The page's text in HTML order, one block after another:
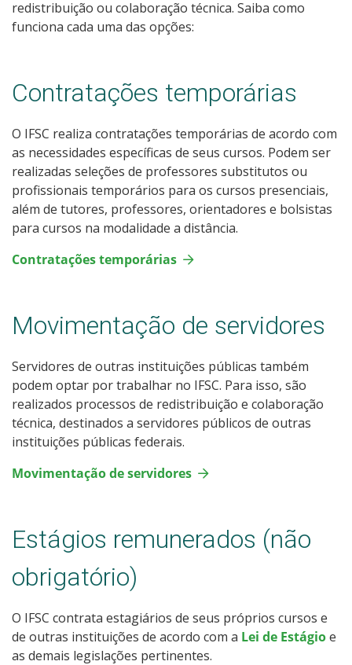
redistribuição ou colaboração técnica. Saiba como
funciona cada uma das opções:
Contratações temporárias
O IFSC realiza contratações temporárias de acordo com
as necessidades específicas de seus cursos. Podem ser
realizadas seleções de professores substitutos ou
profissionais temporários para os cursos presenciais,
além de tutores, professores, orientadores e bolsistas
para cursos na modalidade a distância.
Contratações temporárias
Movimentação de servidores
Servidores de outras instituições públicas também
podem optar por trabalhar no IFSC. Para isso, são
realizados processos de redistribuição e colaboração
técnica, destinados a servidores públicos de outras
instituições públicas federais.
Movimentação de servidores
Estágios remunerados (não
obrigatório)
O IFSC contrata estagiários de seus próprios cursos e
de outras instituições de acordo com a Lei de Estágioe
as demais legislações pertinentes.